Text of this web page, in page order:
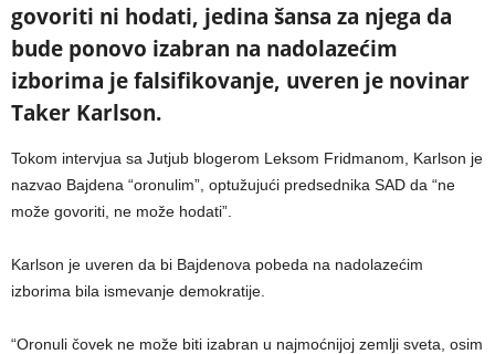
govoriti ni hodati, jedina šansa za njega da
bude ponovo izabran na nadolazećim
izborima je falsifikovanje, uveren je novinar
Taker Karlson.
Tokom intervjua sa Jutjub blogerom Leksom Fridmanom, Karlson je
nazvao Bajdena “oronulim”, optužujući predsednika SAD da “ne
može govoriti, ne može hodati”.
Karlson je uveren da bi Bajdenova pobeda na nadolazećim
izborima bila ismevanje demokratije.
“Oronuli čovek ne može biti izabran u najmoćnijoj zemlji sveta, osim